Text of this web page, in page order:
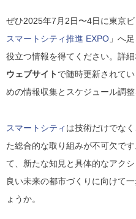
ぜひ2025年7月2日〜4日に東京
スマートシティ推進 EXPO 」へ
役立つ情報を得てください。詳
ウェブサイトで随時更新されて
めの情報収集とスケジュール調整
スマートシティ は技術だけでな
た総合的な取り組みが不可欠で
て、新たな知見と具体的なアク
良い未来の都市づくりに向けて
ょうか。